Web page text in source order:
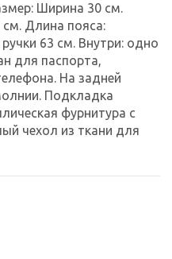
Ширина 30 см.
Длина пояса:
63 см. Внутри: одно
для паспорта,
На задней
Подкладка
фурнитура с
чехол из ткани для